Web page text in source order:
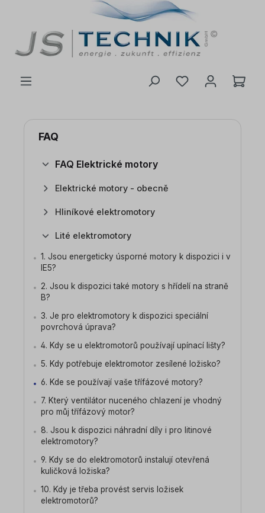
FAQ
FAQ Elektrické motory
Elektrické motory - obecně
Hliníkové elektromotory
Lité elektromotory
1. Jsou energeticky úsporné motory k dispozici i v
IE5?
2. Jsou k dispozici také motory s hřídelí na straně
B?
3. Je pro elektromotory k dispozici speciální
povrchová úprava?
4. Kdy se u elektromotorů používají upínací lišty?
5. Kdy potřebuje elektromotor zesílené ložisko?
6. Kde se používají vaše třífázové motory?
7. Který ventilátor nuceného chlazení je vhodný
pro můj třífázový motor?
8. Jsou k dispozici náhradní díly i pro litinové
elektromotory?
9. Kdy se do elektromotorů instalují otevřená
kuličková ložiska?
10. Kdy je třeba provést servis ložisek
elektromotorů?